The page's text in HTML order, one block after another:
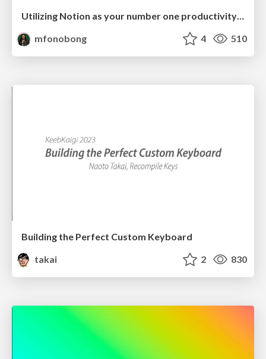
mfonobong
4 510
Building the Perfect Custom Keyboard
takai
2 830